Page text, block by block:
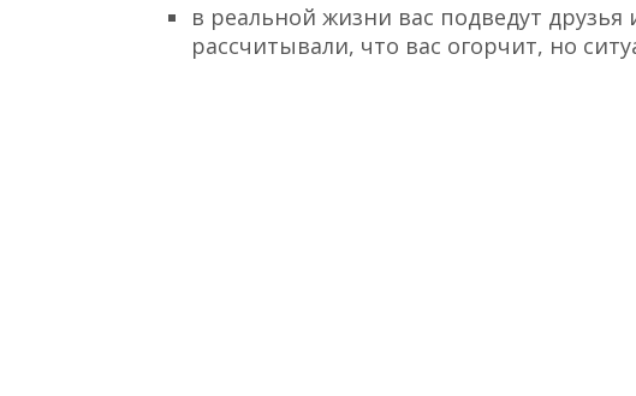
в реальной жизни вас подведут
рассчитывали, что вас огорчит, но